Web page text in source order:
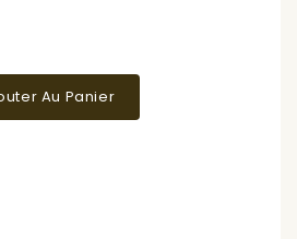
Au Panier